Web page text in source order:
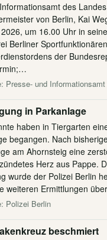
des
von Berlin, Kai
um 16.00 Uhr in
Berliner
der
Presse- und
in Parkanlage
haben in Tiergarten
begangen. Nach
am Ahornsteig eine
Herz aus Pappe.
wurde der Polizei Berlin
weiteren Ermittlungen
Polizei Berlin
beschmiert